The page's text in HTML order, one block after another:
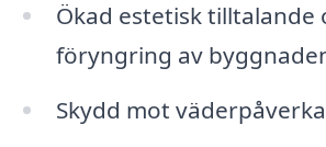
Ökad estetisk tilltalande
föryngring av
Skydd mot